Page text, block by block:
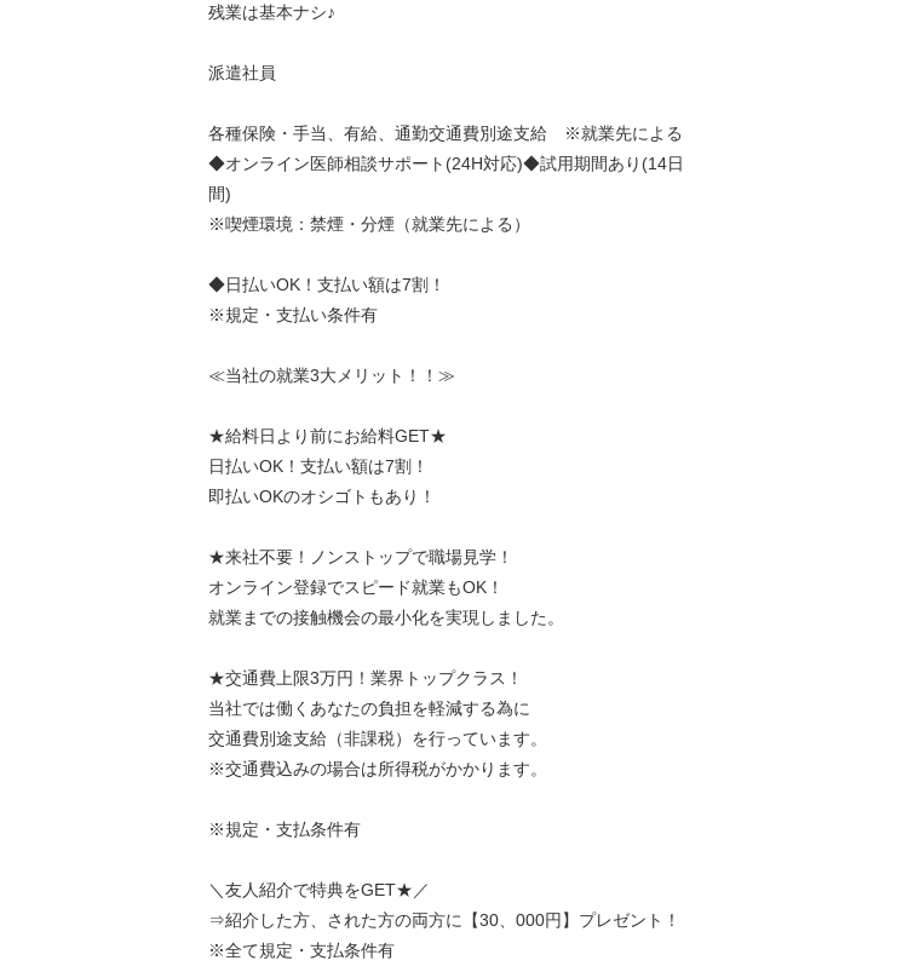
残業は基本ナシ♪
派遣社員
各種保険・手当、有給、通勤交通費別途支給 ※就業先による
◆オンライン医師相談サポート(24H対応)◆試用期間あり(14日
間)
※喫煙環境：禁煙・分煙（就業先による）
◆日払いOK！支払い額は7割！
※規定・支払い条件有
≪当社の就業3大メリット！！≫
★給料日より前にお給料GET★
日払いOK！支払い額は7割！
即払いOKのオシゴトもあり！
★来社不要！ノンストップで職場見学！
オンライン登録でスピード就業もOK！
就業までの接触機会の最小化を実現しました。
★交通費上限3万円！業界トップクラス！
当社では働くあなたの負担を軽減する為に
交通費別途支給（非課税）を行っています。
※交通費込みの場合は所得税がかかります。
※規定・支払条件有
＼友人紹介で特典をGET★／
⇒紹介した方、された方の両方に【30、000円】プレゼント！
※全て規定・支払条件有